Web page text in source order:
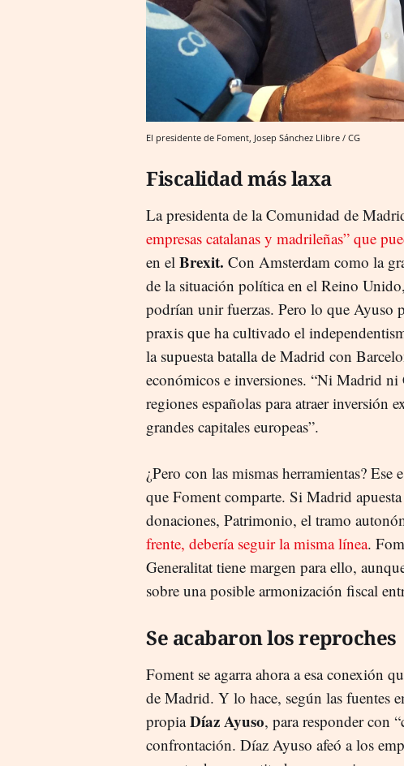
El presidente de Foment, Josep Sánchez Llibre / CG
Fiscalidad más laxa
La presidenta de la Comunidad de
empresas catalanas y madrileñas” que
en el Brexit. Con Amsterdam como la
de la situación política en el Reino
podrían unir fuerzas. Pero lo que Ayuso
praxis que ha cultivado el
la supuesta batalla de Madrid con
económicos e inversiones. “Ni Madrid
regiones españolas para atraer inversión
grandes capitales europeas”.
¿Pero con las mismas herramientas?
que Foment comparte. Si Madrid
donaciones, Patrimonio, el tramo
frente, debería seguir la misma línea.
Generalitat tiene margen para ello,
sobre una posible armonización fiscal
Se acabaron los reproches
Foment se agarra ahora a esa conexión
de Madrid. Y lo hace, según las fuentes
propiaDíaz Ayuso, para responder con
confrontación. Díaz Ayuso afeó a los